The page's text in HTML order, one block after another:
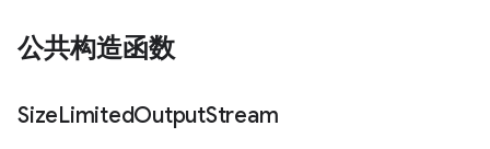
公共构造函数
SizeLimitedOutputStream